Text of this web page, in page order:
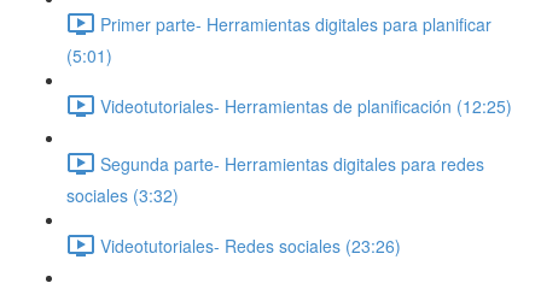
Primer parte- Herramientas digitales para planificar
(5:01)
Videotutoriales- Herramientas de planificación (12:25)
Segunda parte- Herramientas digitales para redes
sociales (3:32)
Videotutoriales- Redes sociales (23:26)